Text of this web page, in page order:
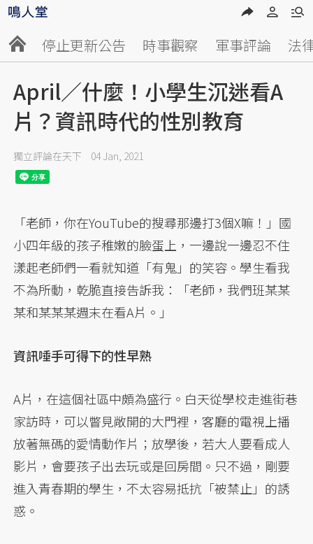
停止更新公告 時事觀察 軍事評論 法
April／什麼！小學生沉迷看A
片？資訊時代的性別教育
獨立評論在天下 04 Jan, 2021
「老師，你在YouTube的搜尋那邊打3個X嘛！」國
小四年級的孩子稚嫩的臉蛋上，一邊說一邊忍不住
漾起老師們一看就知道「有鬼」的笑容。學生看我
不為所動，乾脆直接告訴我：「老師，我們班某某
某和某某某週末在看A片。」
資訊唾手可得下的性早熟
A片，在這個社區中頗為盛行。白天從學校走進街巷
家訪時，可以瞥見敞開的大門裡，客廳的電視上播
放著無碼的愛情動作片；放學後，若大人要看成人
影片，會要孩子出去玩或是回房間。只不過，剛要
進入青春期的學生，不太容易抵抗「被禁止」的誘
惑。